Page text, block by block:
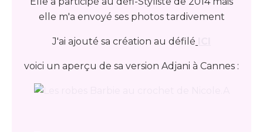
elle m'a envoyé ses photos tardivement
J'ai ajouté sa création au défilé
voici un aperçu de sa version Adjani à Cannes :